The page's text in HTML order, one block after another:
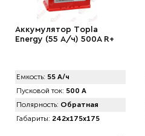
Аккумулятор Tоpla
Energy (55 А/ч) 500A R+
Емкость: 55 А/ч
Пусковой ток: 500 А
Полярность: Обратная
Габариты: 242x175x175